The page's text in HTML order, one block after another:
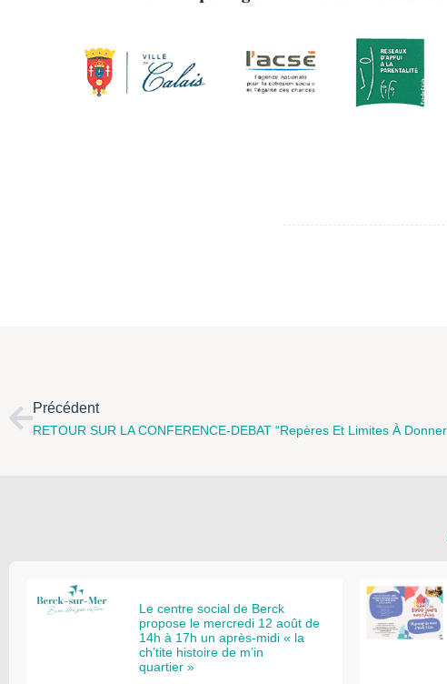
Précédent
Le centre social de Berck
propose le mercredi 12 août de
14h à 17h un après-midi « la
ch’tite histoire de m’in
quartier »